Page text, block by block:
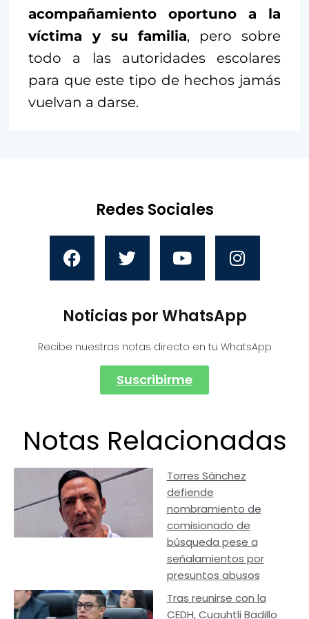
acompañamiento oportuno a la
víctima y su familia, pero sobre
todo a las autoridades escolares
para que este tipo de hechos jamás
vuelvan a darse.
Redes Sociales
Noticias por WhatsApp
Recibe nuestras notas directo en tu WhatsApp
Suscribirme
Notas Relacionadas
Torres Sánchez
defiende
nombramiento de
comisionado de
búsqueda pese a
señalamientos por
presuntos abusos
Tras reunirse con la
CEDH, Cuauhtli Badillo